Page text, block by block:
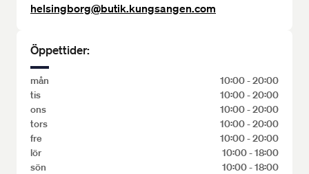
helsingborg@butik.kungsangen.com
Öppettider:
mån
10:00 - 20:00
tis
10:00 - 20:00
ons
10:00 - 20:00
tors
10:00 - 20:00
fre
10:00 - 20:00
lör
10:00 - 18:00
sön
10:00 - 18:00